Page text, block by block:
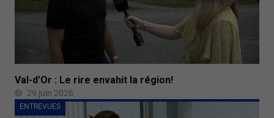
Val-d’Or : Le rire envahit la région!
29 juin 2026
ENTREVUES